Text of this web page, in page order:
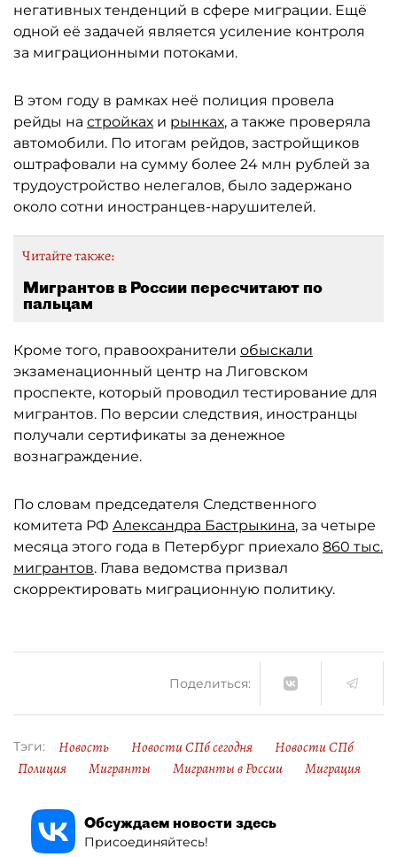
негативных тенденций в сфере миграции. Ещё
одной её задачей является усиление контроля
за миграционными потоками.
В этом году в рамках неё полиция провела
рейды на стройках и рынках, а также проверяла
автомобили. По итогам рейдов, застройщиков
оштрафовали на сумму более 24 млн рублей за
трудоустройство нелегалов, было задержано
около сотни иностранцев-нарушителей.
Читайте также:
Мигрантов в России пересчитают по
пальцам
Кроме того, правоохранители обыскали
экзаменационный центр на Лиговском
проспекте, который проводил тестирование для
мигрантов. По версии следствия, иностранцы
получали сертификаты за денежное
вознаграждение.
По словам председателя Следственного
комитета РФ Александра Бастрыкина, за четыре
месяца этого года в Петербург приехало 860 тыс.
мигрантов. Глава ведомства призвал
скорректировать миграционную политику.
Поделиться:
Тэги: Новость Новости СПб сегодня
Новости СПб
Полиция
Мигранты Мигранты в России Миграция
Обсуждаем новости здесь
Присоединяйтесь!